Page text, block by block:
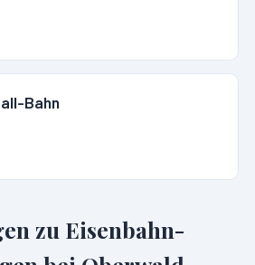
Bahn
zu Eisenbahn-